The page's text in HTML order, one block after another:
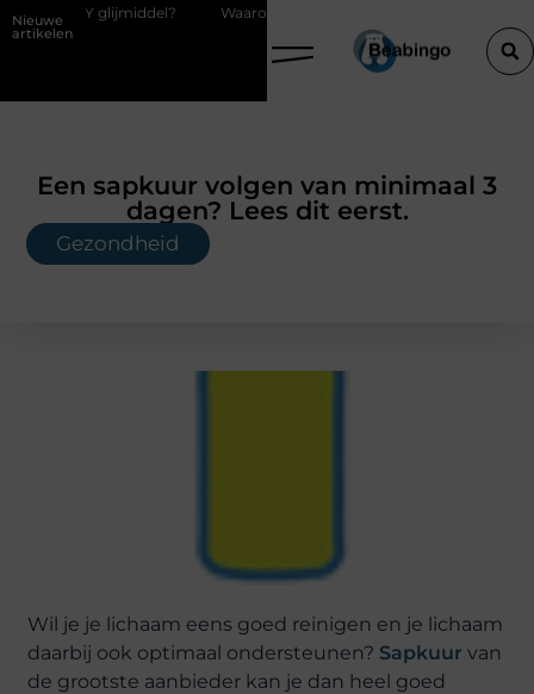
Nieuwe
artikelen
Waarom kiezen voor een boekhouder in Kortrijk bij digitaal
Een sapkuur volgen van minimaal 3
dagen? Lees dit eerst.
Gezondheid
Wil je je lichaam eens goed reinigen en je lichaam
daarbij ook optimaal ondersteunen? Sapkuur van
de grootste aanbieder kan je dan heel goed